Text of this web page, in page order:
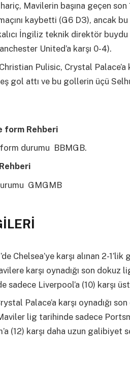
hariç, Mavilerin başına geçen
kaybetti (G6 D3), ancak
İngiliz teknik direktör
United’a karşı 0-4).
Pulisic, Crystal Palace’a
gol attı ve bu gollerin üçü
form Rehberi
durumu BBMGB.
GMGMB
Chelsea’ye karşı alınan 2-
karşı oynadığı son dokuz
sadece Liverpool’a (10) karşı
Palace’a karşı oynadığı
lig tarihinde sadece
(12) karşı daha uzun galibiyet